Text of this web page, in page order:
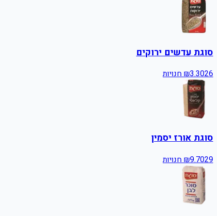
סוגת עדשים ירוקים
₪3.3026 חנויות
סוגת אורז יסמין
₪9.7029 חנויות